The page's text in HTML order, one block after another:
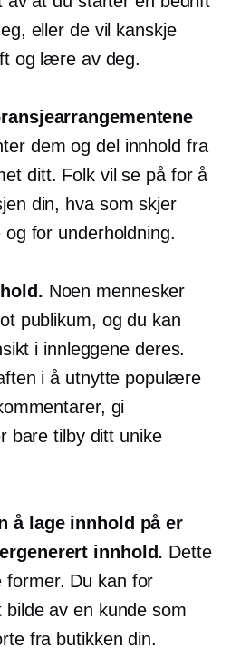
eller de vil kanskje
og lære av deg.
dem og del innhold fra
ditt. Folk vil se på for å
din, hva som skjer
for underholdning.
Noen mennesker
publikum, og du kan
i innleggene deres.
i å utnytte populære
gi
bare tilby ditt unike
å lage innhold på er
innhold. Dette
former. Du kan for
av en kunde som
fra butikken din.